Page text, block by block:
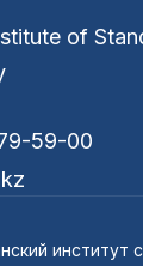
of
59-00
институт